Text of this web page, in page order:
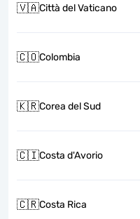
🇻🇦Città del Vaticano
🇨🇴Colombia
🇰🇷Corea del Sud
🇨🇮Costa d'Avorio
🇨🇷Costa Rica